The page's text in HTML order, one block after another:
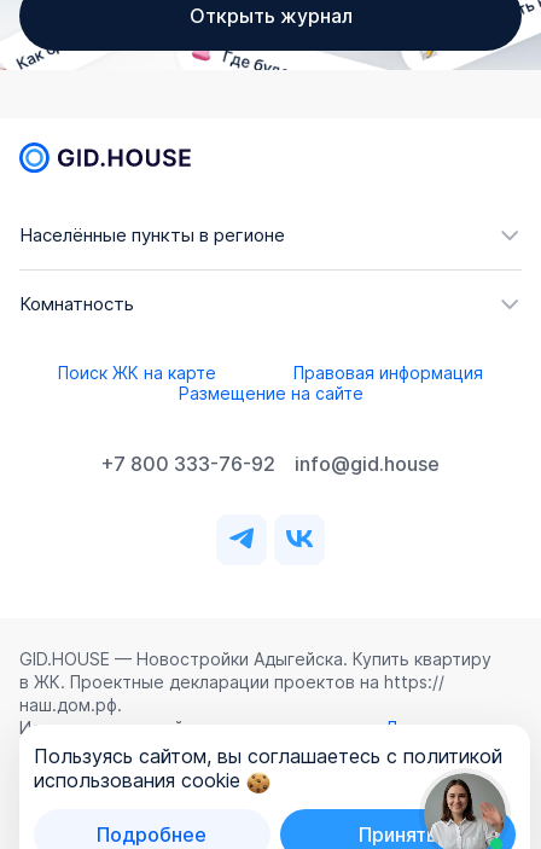
Открыть журнал
Населённые пункты в регионе
Комнатность
Поиск ЖК на карте
Правовая информация
Размещение на сайте
+7 800 333-76-92 info@gid.house
GID.HOUSE — Новостройки Адыгейска. Купить квартиру
в ЖК. Проектные декларации проектов на https://
наш.дом.рф.
Использование сайта означает согласие с
Лицензионным
соглашением
,Политикой конфиденциальностии
Политикой обработки персональных данных
ООО «ГИД.ХАУЗ»
Пользуясь сайтом, вы соглашаетесь с политикой
использования cookie
Подробнее Принять